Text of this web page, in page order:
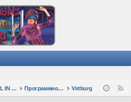
GENERAL IN RUSSIAN Программное обеспечение Virtburg